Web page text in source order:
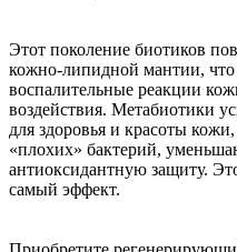
Этот поколение биотиков
кожно-липидной мантии, что
воспалительные реакции
воздействия. Метабиотики
для здоровья и красоты
«плохих» бактерий,
антиоксидантную защиту.
самый эффект.